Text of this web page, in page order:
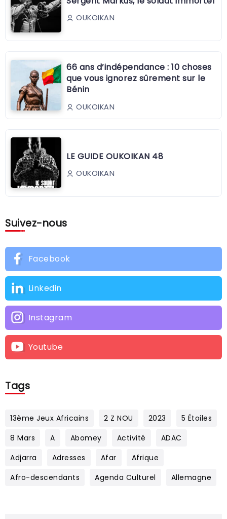
OUKOIKAN
66 ans d’indépendance : 10 choses
que vous ignorez sûrement sur le
Bénin
OUKOIKAN
LE GUIDE OUKOIKAN 48
OUKOIKAN
Suivez-nous
Facebook
Linkedin
Instagram
Youtube
Tags
13ème Jeux Africains 2 Z NOU 2023
5 Étoiles
8 Mars
A Abomey Activité
ADAC
Adjarra
Adresses Afar
Afrique
Afro-descendants
Agenda Culturel Allemagne